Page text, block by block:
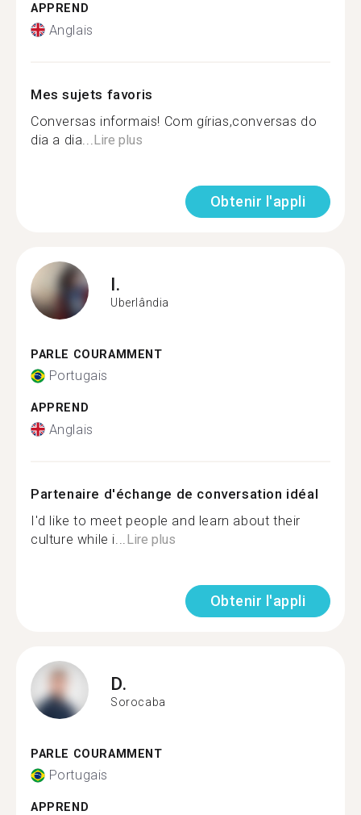
APPREND
Anglais
Mes sujets favoris
Conversas informais! Com gírias,conversas do
dia a dia... Lire plus
Obtenir l'appli
I.
Uberlândia
PARLE COURAMMENT
Portugais
APPREND
Anglais
Partenaire d'échange de conversation idéal
I'd like to meet people and learn about their
culture while i... Lire plus
Obtenir l'appli
D.
Sorocaba
PARLE COURAMMENT
Portugais
APPREND